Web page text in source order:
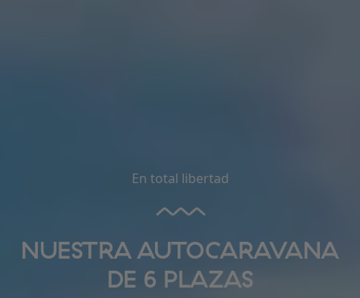
En total libertad
NUESTRA AUTOCARAVANA
DE 6 PLAZAS